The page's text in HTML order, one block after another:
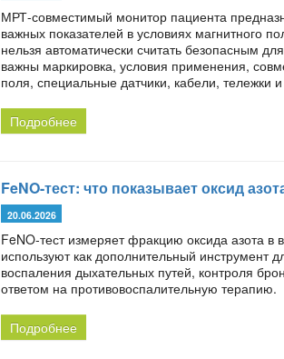
МРТ-совместимый монитор пациента
важных показателей в условиях магнитного
нельзя автоматически считать безопасным
важны маркировка, условия применения,
поля, специальные датчики, кабели, тележки
Подробнее
FeNO-тест: что показывает оксид
20.06.2026
FeNO-тест измеряет фракцию оксида азота
используют как дополнительный инструмент
воспаления дыхательных путей, контроля
ответом на противовоспалительную терапию.
Подробнее